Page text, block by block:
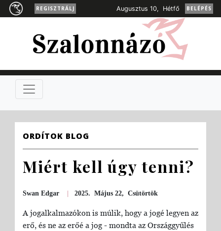
REGISZTRÁLJ Augusztus 10, Hétfő BELÉPÉS
ORDÍTOK BLOG
Miért kell úgy tenni?
Swan Edgar 2025. Május 22, Csütörtök
A jogalkalmazókon is múlik, hogy a jogé legyen az
erő, és ne az erőé a jog - mondta az Országgyűlés